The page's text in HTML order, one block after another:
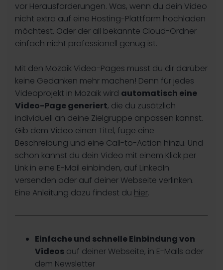
vor Herausforderungen. Was, wenn du dein Video
nicht extra auf eine Hosting-Plattform hochladen
möchtest. Oder der all bekannte Cloud-Ordner
einfach nicht professionell genug ist.
Mit den Mozaik Video-Pages musst du dir darüber
keine Gedanken mehr machen! Denn für jedes
Videoprojekt in Mozaik wird automatisch eine
Video-Page generiert, die du zusätzlich
individuell an deine Zielgruppe anpassen kannst.
Gib dem Video einen Titel, füge eine
Beschreibung und eine Call-to-Action hinzu. Und
schon kannst du dein Video mit einem Klick per
Link in eine E-Mail einbinden, auf LinkedIn
versenden oder auf deiner Webseite verlinken.
Eine Anleitung dazu findest du hier.
Einfache und schnelle Einbindung von
Videos auf deiner Webseite, in E-Mails oder
dem Newsletter